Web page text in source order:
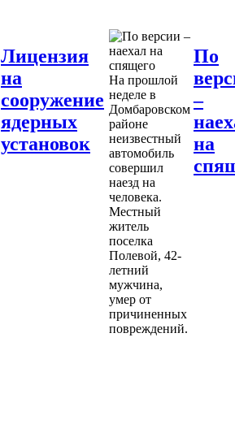
Лицензия
на
сооружение
ядерных
установок
На прошлой
неделе в
Домбаровском
районе
неизвестный
автомобиль
совершил
наезд на
человека.
Местный
житель
поселка
Полевой, 42-
летний
мужчина,
умер от
причиненных
повреждений.
По
–
на